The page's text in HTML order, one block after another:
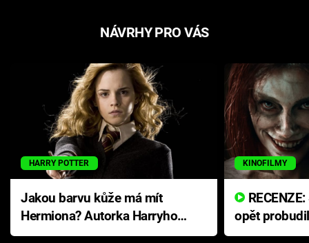
NÁVRHY PRO VÁS
HARRY POTTER
Jakou barvu kůže má mít
Hermiona? Autorka Harryho
Pottera přišla s ráznou
KINOFILMY
opět
přichází s